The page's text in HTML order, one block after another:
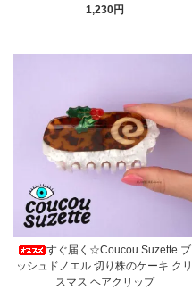
1,230円
すぐ届く☆Coucou Suzette ブ
ッシュドノエル 切り株のケーキ クリ
スマス ヘアクリップ